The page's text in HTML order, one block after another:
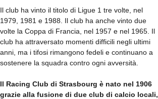
Il club ha vinto il titolo di Ligue 1 tre volte, nel
1979, 1981 e 1988. Il club ha anche vinto due
volte la Coppa di Francia, nel 1957 e nel 1965. Il
club ha attraversato momenti difficili negli ultimi
anni, ma i tifosi rimangono fedeli e continuano a
sostenere la squadra contro ogni avversità.
Il Racing Club di Strasbourg è nato nel 1906
grazie alla fusione di due club di calcio locali,